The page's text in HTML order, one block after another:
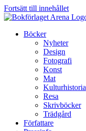
Fortsätt till innehållet
Böcker
Nyheter
Design
Fotografi
Konst
Mat
Kulturhistoria
Resa
Skrivböcker
Trädgård
Författare